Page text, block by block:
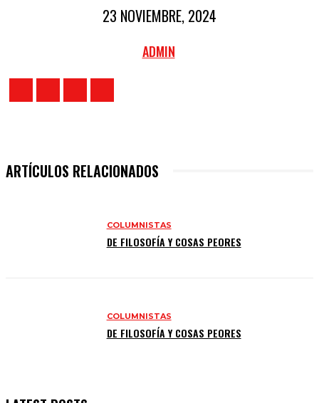
23 NOVIEMBRE, 2024
ADMIN
ARTÍCULOS RELACIONADOS
COLUMNISTAS
DE FILOSOFÍA Y COSAS PEORES
COLUMNISTAS
DE FILOSOFÍA Y COSAS PEORES